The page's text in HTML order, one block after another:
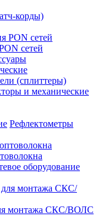
корды)
сетей
(сплиттеры)
и механические
Рефлектометры
оборудование
монтажа СКС/ВОЛС